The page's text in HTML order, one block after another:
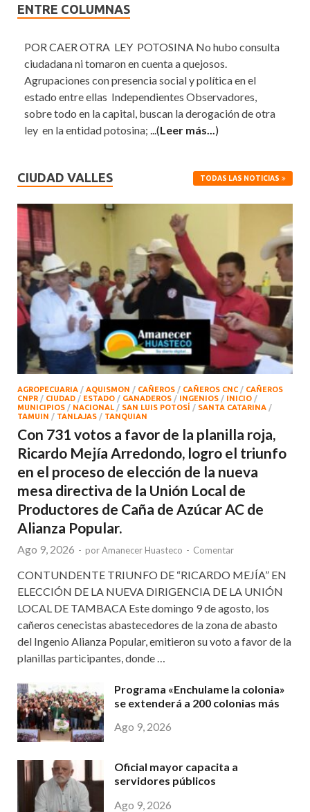
ENTRE COLUMNAS
POR CAER OTRA LEY POTOSINA No hubo consulta
ciudadana ni tomaron en cuenta a quejosos.
Agrupaciones con presencia social y política en el
estado entre ellas Independientes Observadores,
sobre todo en la capital, buscan la derogación de otra
ley en la entidad potosina;
...(Leer más... )
CIUDAD VALLES TODAS LAS NOTICIAS
AGROPECUARIA / AQUISMON / CAÑEROS / CAÑEROS CNC / CAÑEROS
CNPR / CIUDAD / ESTADO / GANADEROS / INGENIOS / INICIO /
MUNICIPIOS / NACIONAL / SAN LUIS POTOSÍ / SANTA CATARINA /
TAMUIN / TANLAJAS / TANQUIAN
Con 731 votos a favor de la planilla roja,
Ricardo Mejía Arredondo, logro el triunfo
en el proceso de elección de la nueva
mesa directiva de la Unión Local de
Productores de Caña de Azúcar AC de
Alianza Popular.
Ago 9, 2026 - porAmanecer Huasteco - Comentar
CONTUNDENTE TRIUNFO DE “RICARDO MEJÍA” EN
ELECCIÓN DE LA NUEVA DIRIGENCIA DE LA UNIÓN
LOCAL DE TAMBACA Este domingo 9 de agosto, los
cañeros cenecistas abastecedores de la zona de abasto
del Ingenio Alianza Popular, emitieron su voto a favor de la
planillas participantes, donde …
Programa «Enchulame la colonia»
se extenderá a 200 colonias más
Ago 9, 2026
Oficial mayor capacita a
servidores públicos
Ago 9, 2026